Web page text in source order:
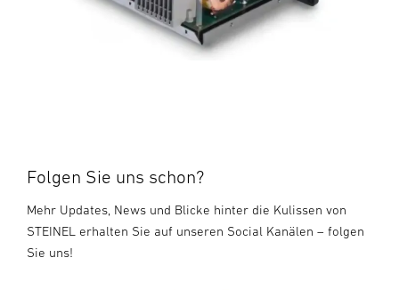
Folgen Sie uns schon?
Mehr Updates, News und Blicke hinter die Kulissen von
STEINEL erhalten Sie auf unseren Social Kanälen – folgen
Sie uns!